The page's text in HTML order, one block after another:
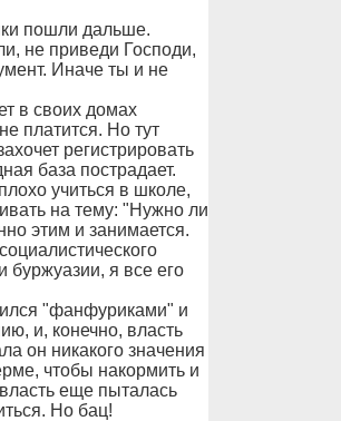
пошли дальше.
не приведи Господи,
Иначе ты и не
в своих домах
платится. Но тут
регистрировать
база пострадает.
учиться в школе,
на тему: "Нужно ли
этим и занимается.
буржуазии, я все его
"фанфуриками" и
и, конечно, власть
он никакого значения
чтобы накормить и
еще пыталась
Но бац!